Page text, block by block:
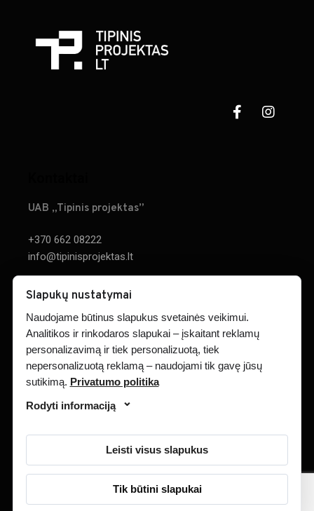
UAB „Tipinis projektas”
+370 662 08222
info@tipinisprojektas.lt
Parodos g. 20, Kaunas
RASTI ŽEMĖLAPYJE
© 2023 tipinisprojektas.lt
Slapukų nustatymai
Naudojame būtinus slapukus svetainės veikimui.
Analitikos ir rinkodaros slapukai – įskaitant reklamų
personalizavimą ir tiek personalizuotą, tiek
nepersonalizuotą reklamą – naudojami tik gavę jūsų
sutikimą. Privatumo politika
Rodyti informaciją
Leisti visus slapukus
Tik būtini slapukai